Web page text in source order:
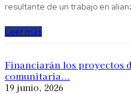
resultante de un trabajo en
Leer más
Financiarán los proyectos
comunitaria...
19 junio, 2026